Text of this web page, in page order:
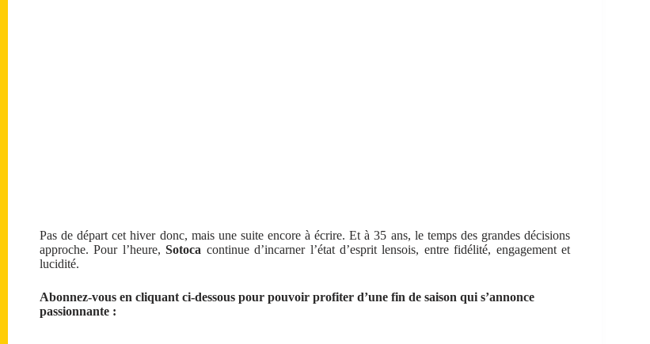
Pas de départ cet hiver donc, mais une suite encore à écrire. Et à 35 ans, le temps des grandes décisions
approche. Pour l’heure,Sotoca continue d’incarner l’état d’esprit lensois, entre fidélité, engagement et
lucidité.
Abonnez-vous en cliquant ci-dessous pour pouvoir profiter d’une fin de saison qui s’annonce
passionnante :